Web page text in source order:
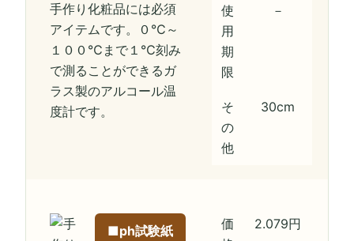
手作り化粧品には必須
アイテムです。０℃～
１００℃まで１℃刻み
で測ることができるガ
ラス製のアルコール温
度計です。
使
用
期
限
－
そ
の
他
30cm
■ph試験紙
価
2.079円